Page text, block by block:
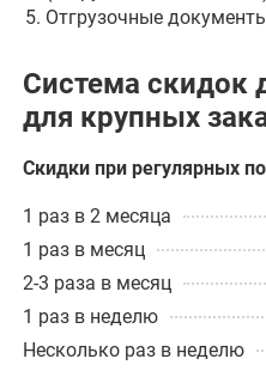
Отгрузочные
Система скидок
для крупных
Скидки при регулярных
1 раз в 2 месяца
1 раз в месяц
2-3 раза в месяц
1 раз в неделю
Несколько раз в неделю